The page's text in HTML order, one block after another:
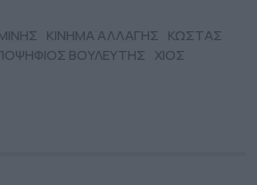
ΚΙΝΗΜΑ ΑΛΛΑΓΗΣ ΚΩΣΤΑΣ
ΒΟΥΛΕΥΤΗΣ ΧΙΟΣ